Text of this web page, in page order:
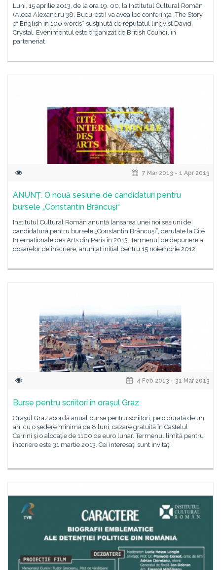
Luni, 15 aprilie 2013, de la ora 19. 00, la Institutul Cultural Român
(Aleea Alexandru 38, București) va avea loc conferința „The Story
of English in 100 words” susţinută de reputatul lingvist David
Crystal. Evenimentul este organizat de British Council în
parteneriat
7 Mar 2013 - 1 Apr 2013
ANUNȚ. O nouă sesiune de candidaturi pentru
bursele „Constantin Brâncuşi“
Institutul Cultural Român anunță lansarea unei noi sesiuni de
candidatură pentru bursele „Constantin Brâncuşi”, derulate la Cité
Internationale des Arts din Paris în 2013. Termenul de depunere a
dosarelor de înscriere, anunţat inițial pentru 15 noiembrie 2012,
4 Feb 2013 - 31 Mar 2013
Burse pentru scriitori în orașul Graz
Oraşul Graz acordă anual burse pentru scriitori, pe o durată de un
an, cu o şedere minimă de 8 luni, cazare gratuită în Castelul
Cerrini şi o alocație de 1100 de euro lunar. Termenul limită pentru
înscriere este 31 martie 2013. Cei interesați sunt invitați